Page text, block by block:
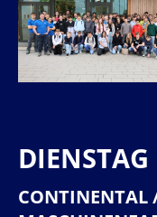
DIENSTAG
CONTINENTAL